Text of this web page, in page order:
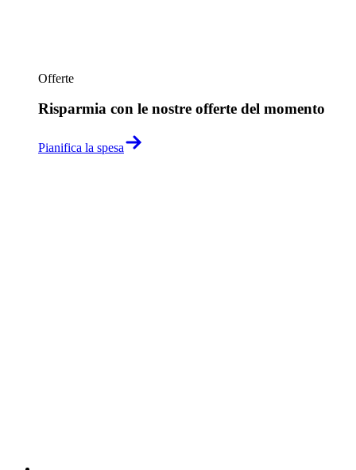
Offerte
Risparmia con le nostre offerte del momento
Pianifica la spesa